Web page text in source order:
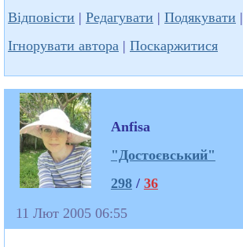
Відповісти | Редагувати | Подякувати |
Ігнорувати автора | Поскаржитися
Anfisa
"Достоєвський"
298/ 36
11 Лют 2005 06:55